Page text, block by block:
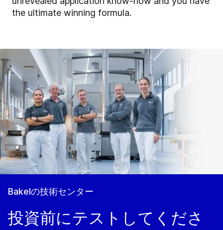
the ultimate winning formula.
Bakelの技術センター
投資前にテストしてくださ